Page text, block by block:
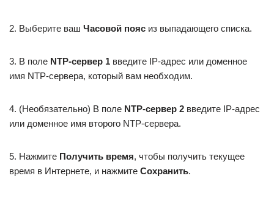
2. Выберите ваш Часовой пояс из выпадающего списка.
3. В поле NTP-сервер 1 введите IP-адрес или доменное
имя NTP-сервера, который вам необходим.
4. (Необязательно) В поле NTP-сервер 2 введите IP-адрес
или доменное имя второго NTP-сервера.
5. Нажмите Получить время, чтобы получить текущее
время в Интернете, и нажмите Сохранить.